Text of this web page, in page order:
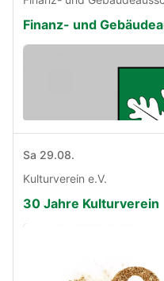
Finanz- und
Sa 29.08.
Kulturverein e.V.
30 Jahre Kulturverein